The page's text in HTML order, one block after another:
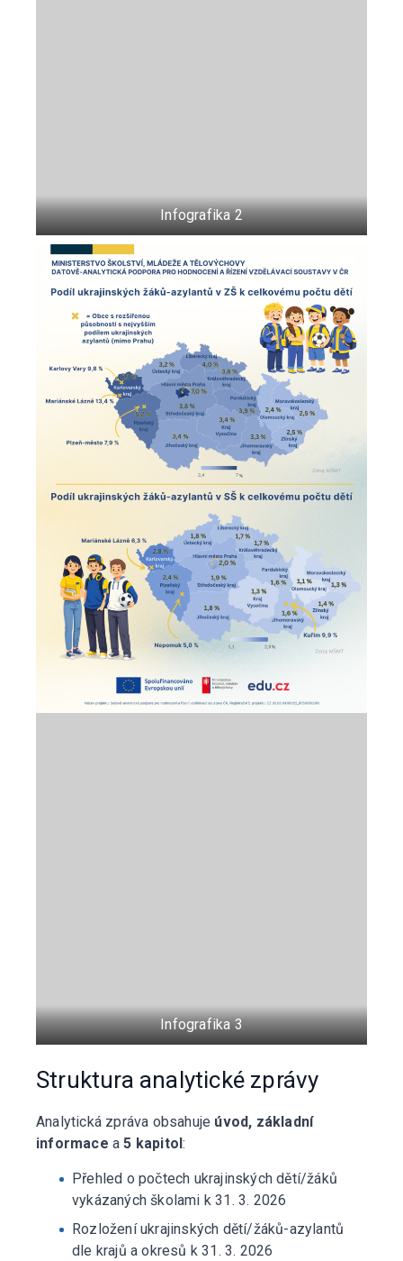
Infografika 2
Infografika 3
Struktura analytické zprávy
Analytická zpráva obsahuje úvod, základní
informace a5 kapitol:
Přehled o počtech ukrajinských dětí/žáků
vykázaných školami k 31. 3. 2026
Rozložení ukrajinských dětí/žáků-azylantů
dle krajů a okresů k 31. 3. 2026